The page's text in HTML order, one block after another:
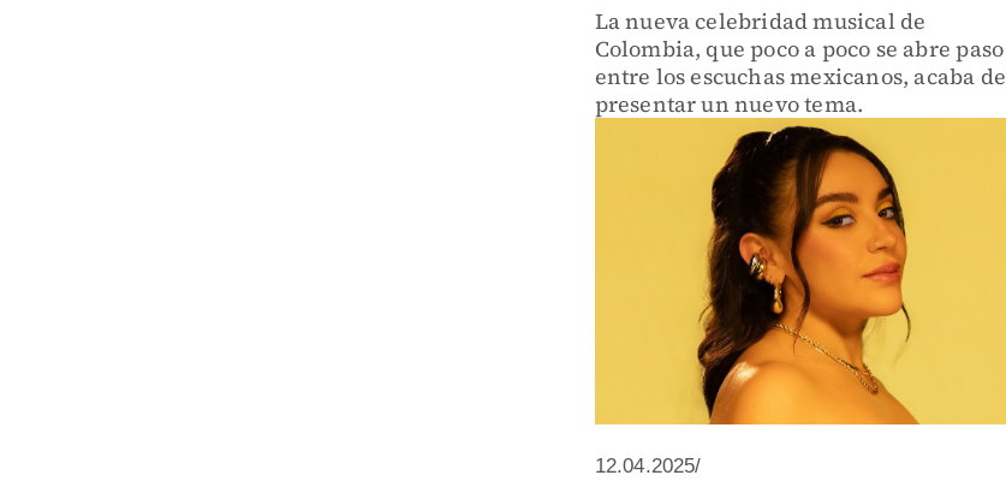
La nueva celebridad musical de
Colombia, que poco a poco se abre paso
entre los escuchas mexicanos, acaba de
presentar un nuevo tema.
12.04.2025/